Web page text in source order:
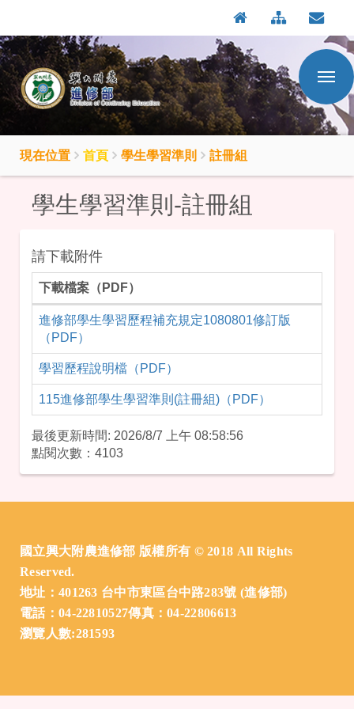
到
主
要
內
區
現在位置 首頁 學生學習準則 註冊組
學生學習準則-註冊組
請下載附件
PDF 下載檔案
下載檔案（PDF）
進修部學生學習歷程補充規定1080801修訂版
（PDF）
學習歷程說明檔（PDF）
115進修部學生學習準則(註冊組)（PDF）
最後更新時間: 2026/8/7 上午 08:58:56
點閱次數：4103
國立興大附農進修部 版權所有 © 2018 All Rights
Reserved.
地址：401263 台中市東區台中路283號 (進修部)
電話：04-22810527傳真：04-22806613
瀏覽人數:281593